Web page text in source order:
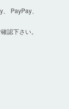
PayPay、
認下さい。